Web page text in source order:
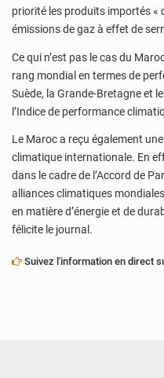
priorité les produits importés «
émissions de gaz à effet de
Ce qui n’est pas le cas du
rang mondial en termes de
Suède, la Grande-Bretagne et
l’Indice de performance
Le Maroc a reçu également
climatique internationale. En
dans le cadre de l’Accord de
alliances climatiques
en matière d’énergie et de
félicite le journal.
Suivez l'information en direct